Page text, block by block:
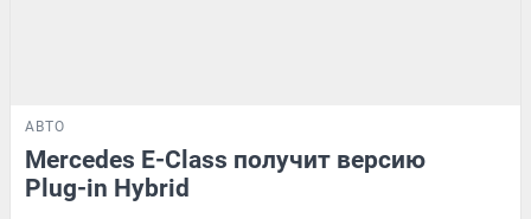
АВТО
Mercedes E-Class получит версию
Plug-in Hybrid